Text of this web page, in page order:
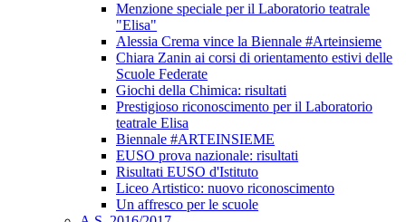
Menzione speciale per il Laboratorio teatrale
"Elisa"
Alessia Crema vince la Biennale #Arteinsieme
Chiara Zanin ai corsi di orientamento estivi delle
Scuole Federate
Giochi della Chimica: risultati
Prestigioso riconoscimento per il Laboratorio
teatrale Elisa
Biennale #ARTEINSIEME
EUSO prova nazionale: risultati
Risultati EUSO d'Istituto
Liceo Artistico: nuovo riconoscimento
Un affresco per le scuole